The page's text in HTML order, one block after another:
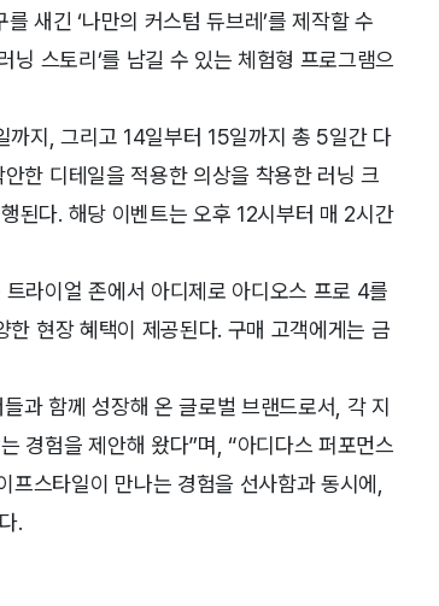
새긴 ‘나만의 커스텀 듀브레’를 제작할 수
닝 스토리’를 남길 수 있는 체험형 프로그램으
까지, 그리고 14일부터 15일까지 총 5일간 다
한 디테일을 적용한 의상을 착용한 러닝 크
된다. 해당 이벤트는 오후 12시부터 매 2시간
라이얼 존에서 아디제로 아디오스 프로 4를
현장 혜택이 제공된다. 구매 고객에게는 금
과 함께 성장해 온 글로벌 브랜드로서, 각 지
경험을 제안해 왔다”며, “아디다스 퍼포먼스
프스타일이 만나는 경험을 선사함과 동시에,
.